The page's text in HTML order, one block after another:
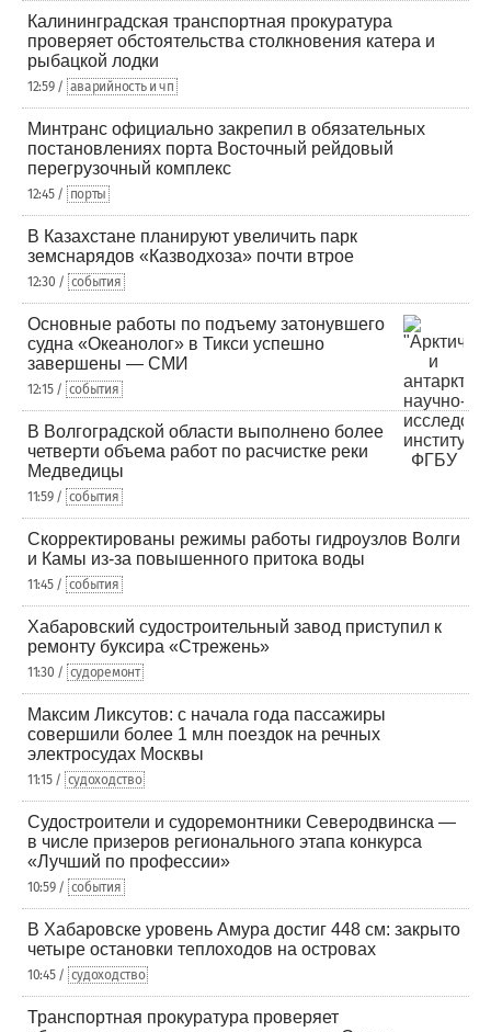
Калининградская транспортная прокуратура
проверяет обстоятельства столкновения катера и
рыбацкой лодки
12:59 / аварийность и чп
Минтранс официально закрепил в обязательных
постановлениях порта Восточный рейдовый
перегрузочный комплекс
12:45 / порты
В Казахстане планируют увеличить парк
земснарядов «Казводхоза» почти втрое
12:30 / события
Основные работы по подъему затонувшего
судна «Океанолог» в Тикси успешно
завершены — СМИ
12:15 / события
В Волгоградской области выполнено более
четверти объема работ по расчистке реки
Медведицы
11:59 / события
Скорректированы режимы работы гидроузлов Волги
и Камы из-за повышенного притока воды
11:45 / события
Хабаровский судостроительный завод приступил к
ремонту буксира «Стрежень»
11:30 / судоремонт
Максим Ликсутов: с начала года пассажиры
совершили более 1 млн поездок на речных
электросудах Москвы
11:15 / судоходство
Судостроители и судоремонтники Северодвинска —
в числе призеров регионального этапа конкурса
«Лучший по профессии»
10:59 / события
В Хабаровске уровень Амура достиг 448 см: закрыто
четыре остановки теплоходов на островах
10:45 / судоходство
Транспортная прокуратура проверяет